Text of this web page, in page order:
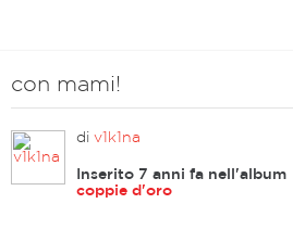
con mami!
di v1k1na
Inserito 7 anni fa nell'album
coppie d'oro